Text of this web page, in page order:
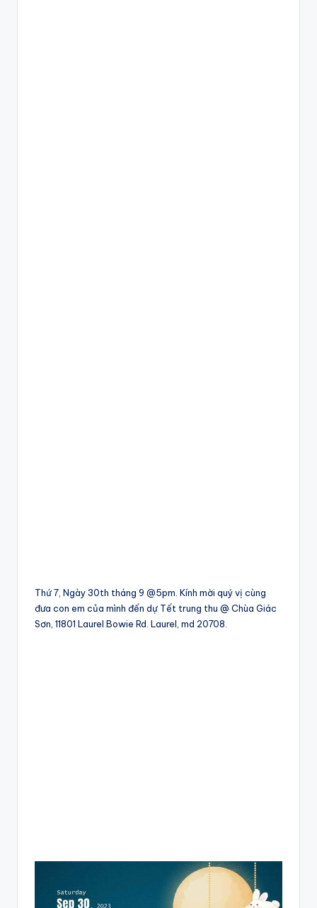
Thứ 7, Ngày 30th tháng 9 @5pm. Kính mời quý vị cùng
đưa con em của mình đến dự Tết trung thu @ Chùa Giác
Sơn, 11801 Laurel Bowie Rd. Laurel, md 20708.